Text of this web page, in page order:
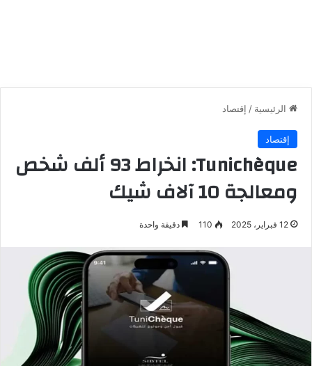
الرئيسية / إقتصاد
إقتصاد
Tunichèque: انخراط 93 ألف شخص
ومعالجة 10 آلاف شيك
12 فبراير، 2025 110 دقيقة واحدة